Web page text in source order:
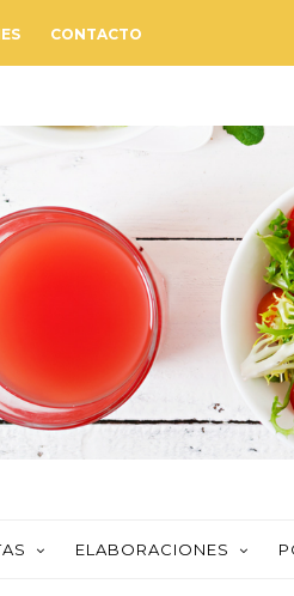
CONTACTO
ELABORACIONES